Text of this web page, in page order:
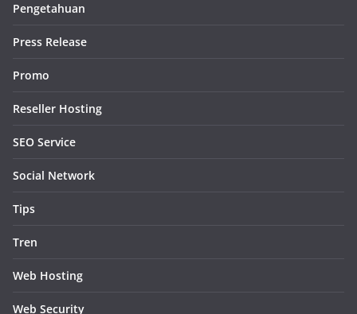
Pengetahuan
Press Release
Promo
Reseller Hosting
SEO Service
Social Network
Tips
Tren
Web Hosting
Web Security